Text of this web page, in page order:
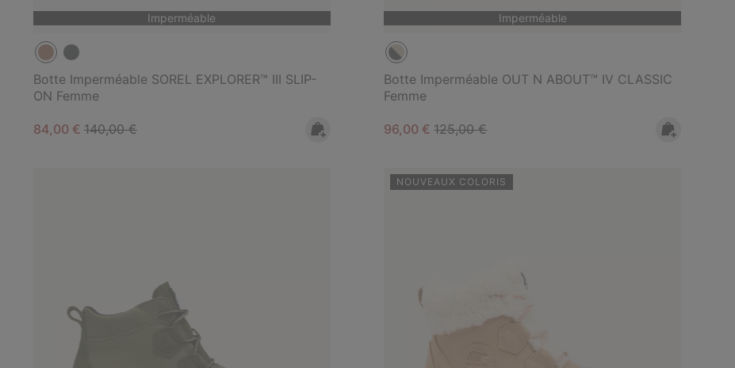
Imperméable
Botte Imperméable SOREL EXPLORER™ III SLIP-
ON Femme
Sale price:
84,00 € Regular price:
140,00 €
Imperméable
Botte Imperméable OUT N ABOUT™ IV CLASSIC
Femme
Sale price:
96,00 €Regular price:
125,00 €
NOUVEAUX COLORIS